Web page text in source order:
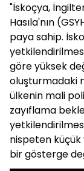
"İskoçya,
Hasıla'nın
paya sahip.
göre yüksek
oluşturmadaki
ülkenin mali
zayıflama
nispeten
bir gösterge